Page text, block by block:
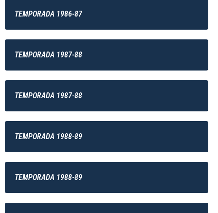
TEMPORADA 1986-87
TEMPORADA 1987-88
TEMPORADA 1987-88
TEMPORADA 1988-89
TEMPORADA 1988-89